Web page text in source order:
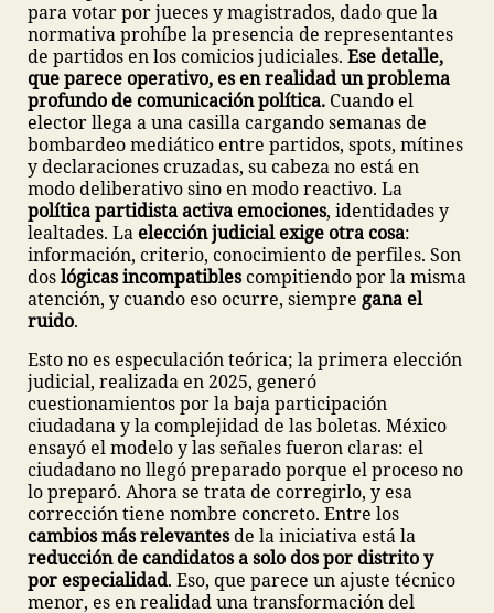
para votar por jueces y magistrados, dado que la
normativa prohíbe la presencia de representantes
de partidos en los comicios judiciales. Ese detalle,
que parece operativo, es en realidad un problema
profundo de comunicación política. Cuando el
elector llega a una casilla cargando semanas de
bombardeo mediático entre partidos, spots, mítines
y declaraciones cruzadas, su cabeza no está en
modo deliberativo sino en modo reactivo. La
política partidistaactiva emociones, identidades y
lealtades. La elección judicial exige otra cosa:
información, criterio, conocimiento de perfiles. Son
doslógicas incompatiblescompitiendo por la misma
atención, y cuando eso ocurre, siempre gana el
ruido.
Esto no es especulación teórica; la primera elección
judicial, realizada en 2025, generó
cuestionamientos por la baja participación
ciudadana y la complejidad de las boletas. México
ensayó el modelo y las señales fueron claras: el
ciudadano no llegó preparado porque el proceso no
lo preparó. Ahora se trata de corregirlo, y esa
corrección tiene nombre concreto. Entre los
cambios más relevantesde la iniciativa está la
reducción de candidatos a solo dos por distrito y
por especialidad. Eso, que parece un ajuste técnico
menor, es en realidad una transformación del